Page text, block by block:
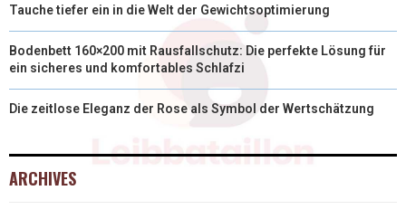
Tauche tiefer ein in die Welt der Gewichtsoptimierung
Bodenbett 160×200 mit Rausfallschutz: Die perfekte Lösung für
ein sicheres und komfortables Schlafzi
Die zeitlose Eleganz der Rose als Symbol der Wertschätzung
ARCHIVES